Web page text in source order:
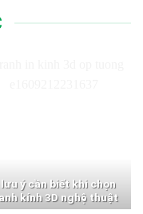
lưu ý cần biết khi chọn
kính 3D nghệ thuật